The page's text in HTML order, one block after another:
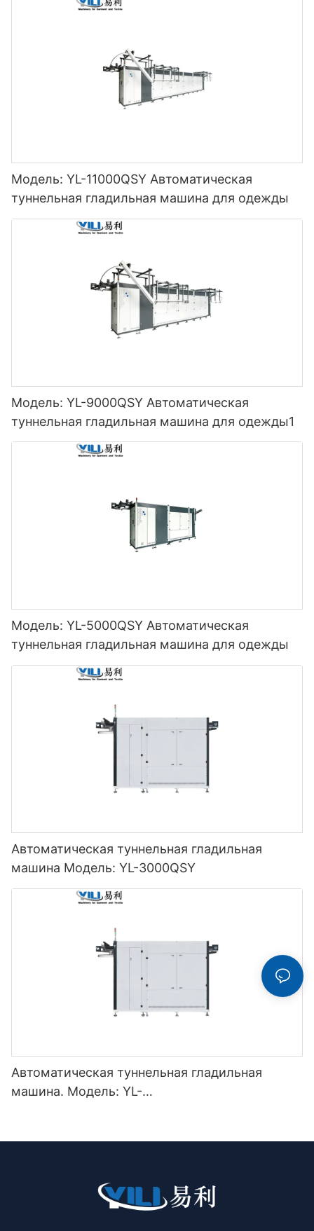
Модель: YL-11000QSY Автоматическая
туннельная гладильная машина для одежды
Модель: YL-9000QSY Автоматическая
туннельная гладильная машина для одежды1
Модель: YL-5000QSY Автоматическая
туннельная гладильная машина для одежды
Автоматическая туннельная гладильная
машина Модель: YL-3000QSY
Автоматическая туннельная гладильная
машина. Модель: YL-